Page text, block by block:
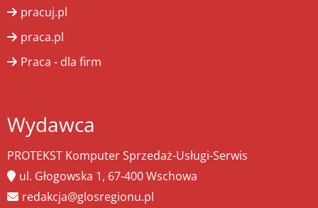
pracuj.pl
praca.pl
Praca - dla firm
Wydawca
PROTEKST Komputer Sprzedaż-Usługi-Serwis
ul. Głogowska 1, 67-400 Wschowa
redakcja@glosregionu.pl